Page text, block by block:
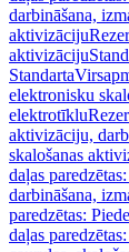
darbināšana,
aktivizāciju
aktivizāciju
Standarta
elektronisku
elektrotīklu
aktivizāciju,
skalošanas
daļas
darbināšana,
paredzētas:
daļas